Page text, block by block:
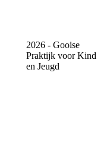
2026 - Gooise
Praktijk voor Kind
en Jeugd